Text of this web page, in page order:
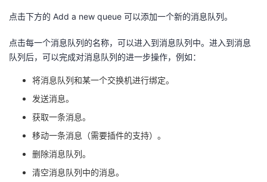
点击下方的 Add a new queue 可以添加一个新的消息队列。
点击每一个消息队列的名称，可以进入到消息队列中。进入到消息
队列后，可以完成对消息队列的进一步操作，例如：
将消息队列和某一个交换机进行绑定。
发送消息。
获取一条消息。
移动一条消息（需要插件的支持）。
删除消息队列。
清空消息队列中的消息。